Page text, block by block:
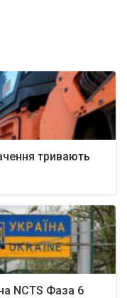
тривають
NCTS Фаза 6